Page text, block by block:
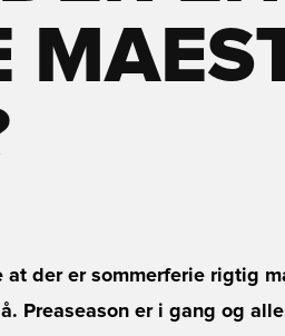
at der er sommerferie rigtig
Preaseason er i gang og